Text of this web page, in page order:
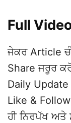
Full
ਜੇਕਰ Article
Share ਜਰੂਰ
Daily
Like &
ਹੀ ਨਿਰਪੱਖ ਅਤੇ